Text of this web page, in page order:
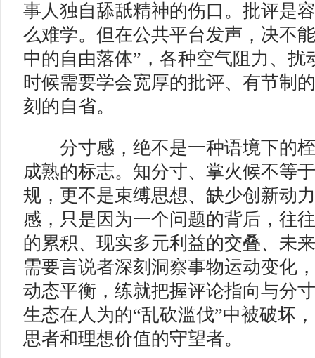
事人独自舔舐精神的伤口。批评是
么难学。但在公共平台发声，决不
中的自由落体”，各种空气阻力、扰
时候需要学会宽厚的批评、有节制
刻的自省。
分寸感，绝不是一种语境下的桎
成熟的标志。知分寸、掌火候不等
规，更不是束缚思想、缺少创新动
感，只是因为一个问题的背后，往
的累积、现实多元利益的交叠、未
需要言说者深刻洞察事物运动变化
动态平衡，练就把握评论指向与分
生态在人为的“乱砍滥伐”中被破坏
思者和理想价值的守望者。